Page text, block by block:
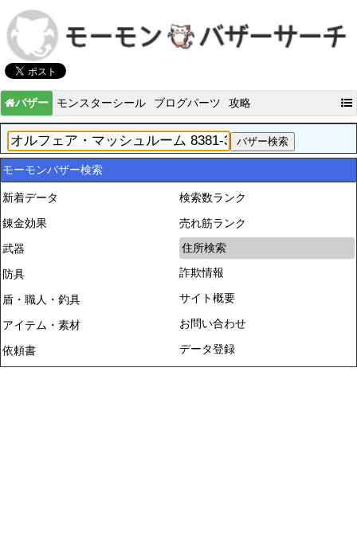
バザー モンスターシール ブログパーツ 攻略
モーモンバザー検索
新着データ
錬金効果
武器
防具
盾・職人・釣具
アイテム・素材
依頼書
検索数ランク
売れ筋ランク
住所検索
詐欺情報
サイト概要
お問い合わせ
データ登録